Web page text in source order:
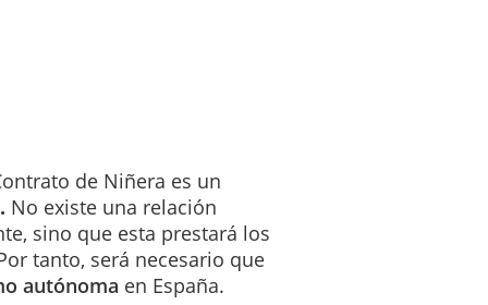
niños.
donde se prestarán los Servicios, las Partes acuerdan lo siguiente:
modificación con respecto al lugar en el que se prestarán los
incluidos dentro de los Servicios cualesquiera otros servicios
el Presupuesto. No obstante lo anterior, las Partes, de mutuo
Para lo anterior será necesario el acuerdo previo, expreso y por
antiguos Servicios y los nuevos añadidos, se podrán modificar
de Niñera es un
No existe una relación
sino que esta prestará los
tanto, será necesario que
autónoma en España.